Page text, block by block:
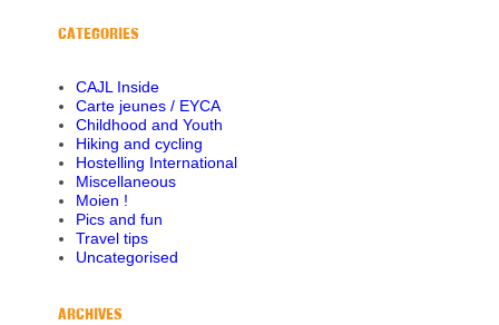
CATEGORIES
CAJL Inside
Carte jeunes / EYCA
Childhood and Youth
Hiking and cycling
Hostelling International
Miscellaneous
Moien !
Pics and fun
Travel tips
Uncategorised
ARCHIVES